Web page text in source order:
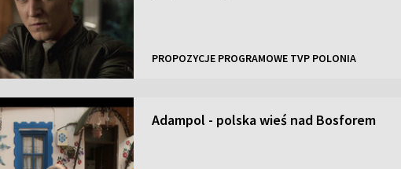
PROPOZYCJE PROGRAMOWE TVP POLONIA
Adampol - polska wieś nad Bosforem